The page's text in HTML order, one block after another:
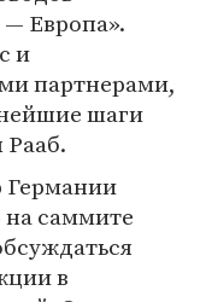
Европа».
и
партнерами,
шаги
Рааб.
Германии
на саммите
в